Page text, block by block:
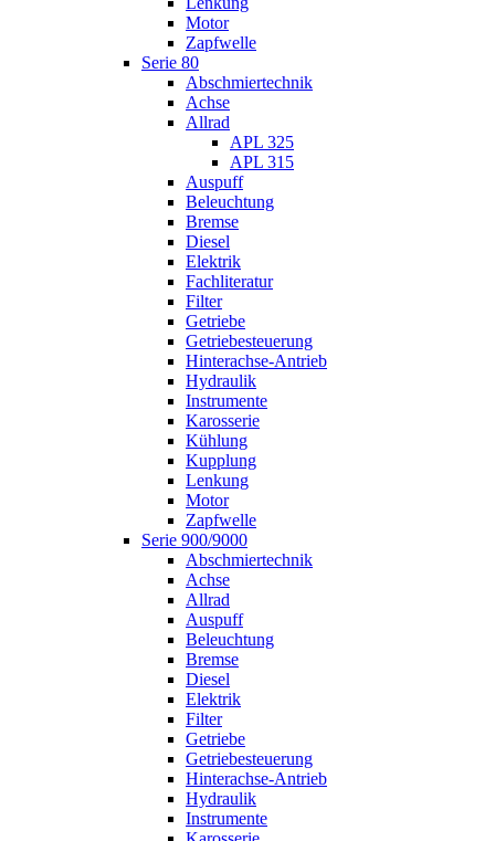
Motor
Zapfwelle
Serie 80
Abschmiertechnik
Achse
Allrad
APL 325
APL 315
Auspuff
Beleuchtung
Bremse
Diesel
Elektrik
Fachliteratur
Filter
Getriebe
Getriebesteuerung
Hinterachse-Antrieb
Hydraulik
Instrumente
Karosserie
Kühlung
Kupplung
Lenkung
Motor
Zapfwelle
Serie 900/9000
Abschmiertechnik
Achse
Allrad
Auspuff
Beleuchtung
Bremse
Diesel
Elektrik
Filter
Getriebe
Getriebesteuerung
Hinterachse-Antrieb
Hydraulik
Instrumente